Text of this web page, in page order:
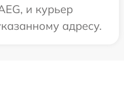
и курьер
адресу.